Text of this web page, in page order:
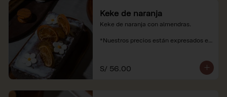
Keke de naranja
Keke de naranja con almendras.
*Nuestros precios están expresados en
S/ 56.00